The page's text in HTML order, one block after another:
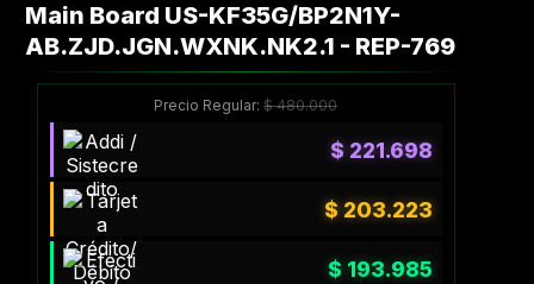
Main Board US-KF35G/BP2N1Y-
AB.ZJD.JGN.WXNK.NK2.1 - REP-769
Precio Regular:$480.000
$ 221.698
$ 203.223
$ 193.985